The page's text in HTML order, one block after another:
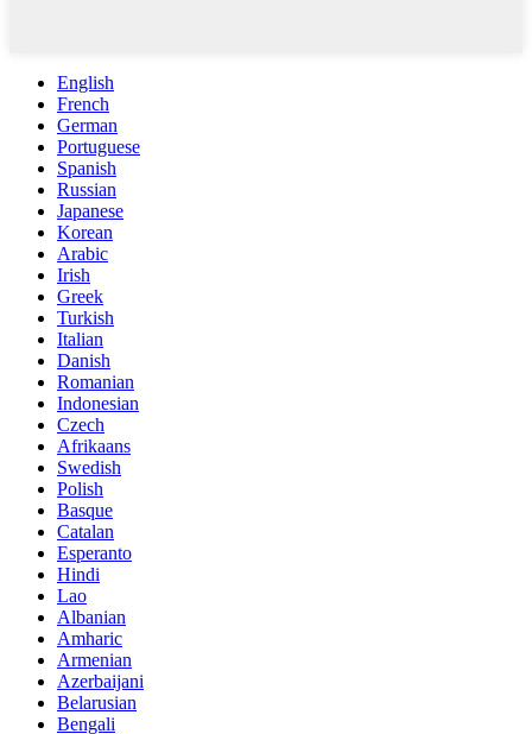
English
French
German
Portuguese
Spanish
Russian
Japanese
Korean
Arabic
Irish
Greek
Turkish
Italian
Danish
Romanian
Indonesian
Czech
Afrikaans
Swedish
Polish
Basque
Catalan
Esperanto
Hindi
Lao
Albanian
Amharic
Armenian
Azerbaijani
Belarusian
Bengali